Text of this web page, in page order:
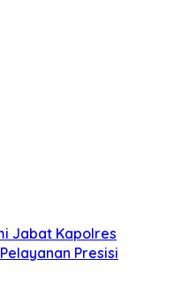
Jabat Kapolres
Presisi